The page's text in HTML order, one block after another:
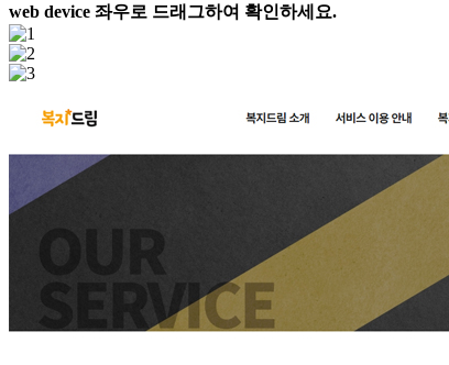
web device 좌우로 드래그하여 확인하세요.